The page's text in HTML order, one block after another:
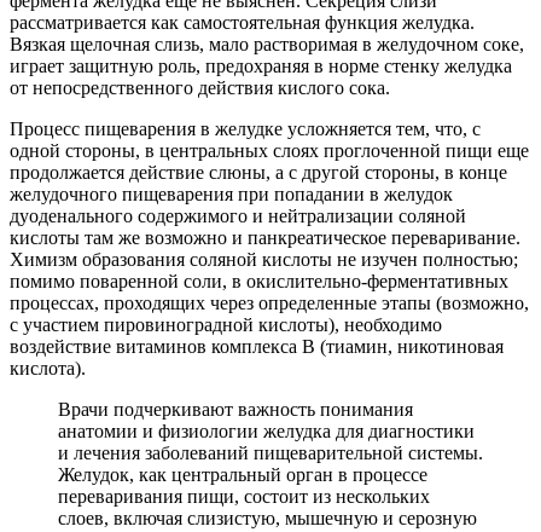
рассматривается как самостоятельная функция желудка.
Вязкая щелочная слизь, мало растворимая в желудочном соке,
играет защитную роль, предохраняя в норме стенку желудка
от непосредственного действия кислого сока.
Процесс пищеварения в желудке усложняется тем, что, с
одной стороны, в центральных слоях проглоченной пищи еще
продолжается действие слюны, а с другой стороны, в конце
желудочного пищеварения при попадании в желудок
дуоденального содержимого и нейтрализации соляной
кислоты там же возможно и панкреатическое переваривание.
Химизм образования соляной кислоты не изучен полностью;
помимо поваренной соли, в окислительно-ферментативных
процессах, проходящих через определенные этапы (возможно,
с участием пировиноградной кислоты), необходимо
воздействие витаминов комплекса В (тиамин, никотиновая
кислота).
Врачи подчеркивают важность понимания
анатомии и физиологии желудка для диагностики
и лечения заболеваний пищеварительной системы.
Желудок, как центральный орган в процессе
переваривания пищи, состоит из нескольких
слоев, включая слизистую, мышечную и серозную